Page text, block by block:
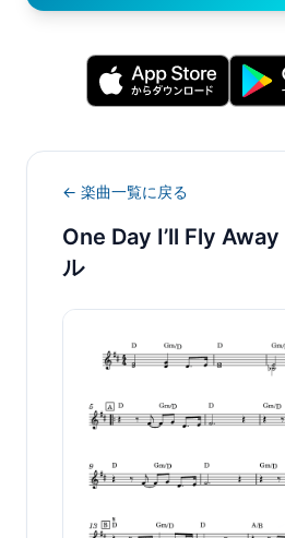
← 楽曲一覧に戻る
One Day I’ll Fly Away
ル